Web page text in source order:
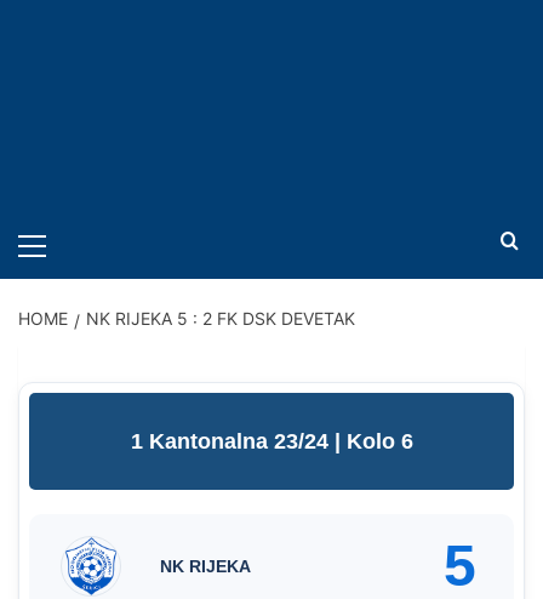
MENU
HOME NK RIJEKA 5 : 2 FK DSK DEVETAK
1 Kantonalna 23/24 | Kolo 6
NK RIJEKA 5